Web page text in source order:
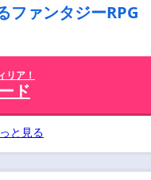
ファンタジーRPG
リア！
ド
と見る